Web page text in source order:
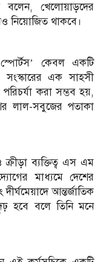
বলেন, খেলোয়াড়দের
নিয়োজিত থাকবে।
কেবল একটি
সংস্কারের এক সাহসী
পরিচর্যা করা সম্ভব হয়,
লাল-সবুজের পতাকা
ব্যক্তিত্ব এস এম
মাধ্যমে দেশের
আন্তর্জাতিক
হবে বলে তিনি মনে